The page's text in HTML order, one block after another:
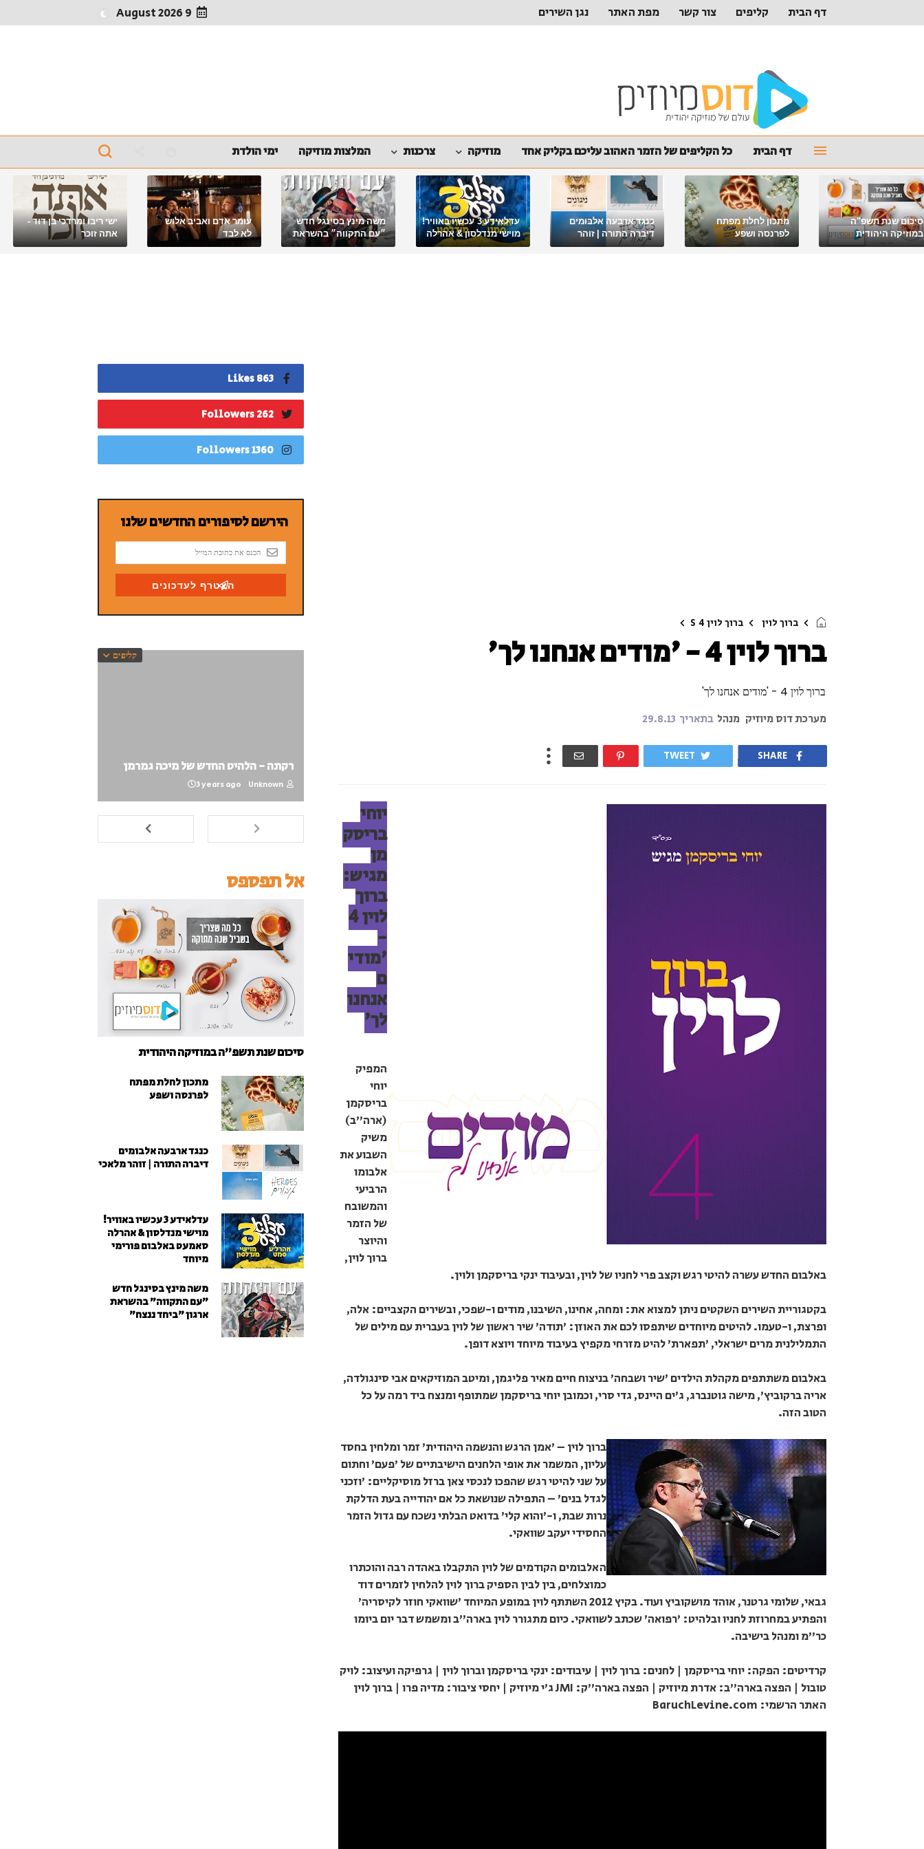
דף הבית קליפים צור קשר מפת האתר נגן השירים 9 August 2026
דף הבית כל הקליפים של הזמר האהוב עליכם בקליק אחד מוזיקה צרכנות המלצות מוזיקה ימי הולדת
סיכום שנת תשפ"ה
במוזיקה היהודית
מתכון לחלת מפתח
לפרנסה ושפע
כנגד ארבעה אלבומים
דיברה התורה | זוהר
מלאכי
עדלאידע 3 עכשיו באוויר!
מוישי מנדלסון & אהרלה
סאמעט באלבום פורימי
משה מינץ בסינגל חדש
״עם התקווה״ בהשראת
ארגון "ביחד ננצח"
עומר אדם ואביב אלוש
לא לבד
ישי ריבו ומרדכי בן דוד -
אתה זוכר
ברוך לוין ברוך לוין 4 S
ברוך לוין 4 - 'מודים אנחנו לך'
ברוך לוין 4 - 'מודים אנחנו לך'
מערכת דוס מיוזיק מנהל בתאריך 29.8.13
SHARE
TWEET
יוחי
בריסק
מן
מגיש:
ברוך
לוין 4
-
'מודי
ם
אנחנו
לך'
המפיק
יוחי
בריסקמן
(ארה"ב)
משיק
השבוע את
אלבומו
הרביעי
והמשובח
של הזמר
והיוצר
ברוך לוין,
באלבום החדש עשרה להיטי רגש וקצב פרי לחניו של לוין, ובעיבוד ינקי בריסקמן ולוין.
בקטגוריית השירים השקטים ניתן למצוא את: ומחה, אחינו, השיבנו, מודים ו-שפכי, ובשירים הקצביים: אלה,
ופרצת, ו-טעמו. להיטים מיוחדים שיתפסו לכם את האוזן: 'תודה' שיר ראשון של לוין בעברית עם מילים של
התמלילנית מרים ישראלי, 'תפארת' להיט מזרחי מקפיץ בעיבוד מיוחד ויוצא דופן.
באלבום משתתפים מקהלת הילדים 'שיר ושבחה' בניצוח חיים מאיר פליגמן, ומיטב המוזיקאים אבי סינגולדה,
אריה ברקוביץ', מישה גוטנברג, ג'ים היינס, גדי סרי, וכמובן יוחי בריסקמן שמתופף ומנצח ביד רמה על כל
הטוב הזה.
ברוך לוין – 'אמן הרגש והנשמה היהודית' זמר ומלחין בחסד
עליון, המשמר את אופי הלחנים הישיבתיים של 'פעם' וחתום
על שני להיטי רגש שהפכו לנכסי צאן ברזל מוסיקליים: 'וזכני
לגדל בנים' – התפילה שנושאת כל אם יהודייה בעת הדלקת
נרות שבת, ו-'והוא קלי' בדואט הבלתי נשכח עם גדול הזמר
החסידי יעקב שוואקי.
האלבומים הקודמים של לוין התקבלו באהדה רבה והוכתרו
כמוצלחים, בין לבין הספיק ברוך לוין להלחין לזמרים דוד
גבאי, שלומי גרטנר, אוהד מושקוביץ ועוד. בקיץ 2012 השתתף לוין במופע המיוחד 'שוואקי חוזר לקיסריה'
והפתיע במחרוזת לחניו ובלהיט: 'רפואה' שכתב לשוואקי. כיום מתגורר לוין בארה"ב ומשמש דבר יום ביומו
כר"מ ומנהל בישיבה.
קרדיטים: הפקה: יוחי בריסקמן | לחנים: ברוך לוין | עיבודים: ינקי בריסקמן וברוך לוין | גרפיקה ועיצוב: לויק
טובול | הפצה בארה"ב: אדרת מיוזיק | הפצה בארה"ק: JMI ג'י מיוזיק | יחסי ציבור: מדיה פרו | ברוך לוין
האתר הרשמי: BaruchLevine.com
863 Likes
262 Followers
1360 Followers
קליפים
רקתה - הלהיט החדש של מיכה גמרמן
Unknown
3 years ago
אל תפספס
סיכום שנת תשפ"ה במוזיקה היהודית
מתכון לחלת מפתח
לפרנסה ושפע
כנגד ארבעה אלבומים
דיברה התורה | זוהר מלאכי
עדלאידע 3 עכשיו באוויר!
מוישי מנדלסון & אהרלה
סאמעט באלבום פורימי
מיוחד
משה מינץ בסינגל חדש
״עם התקווה״ בהשראת
ארגון "ביחד ננצח"